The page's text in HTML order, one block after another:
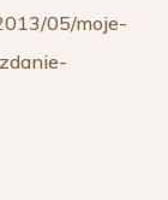
05/moje-